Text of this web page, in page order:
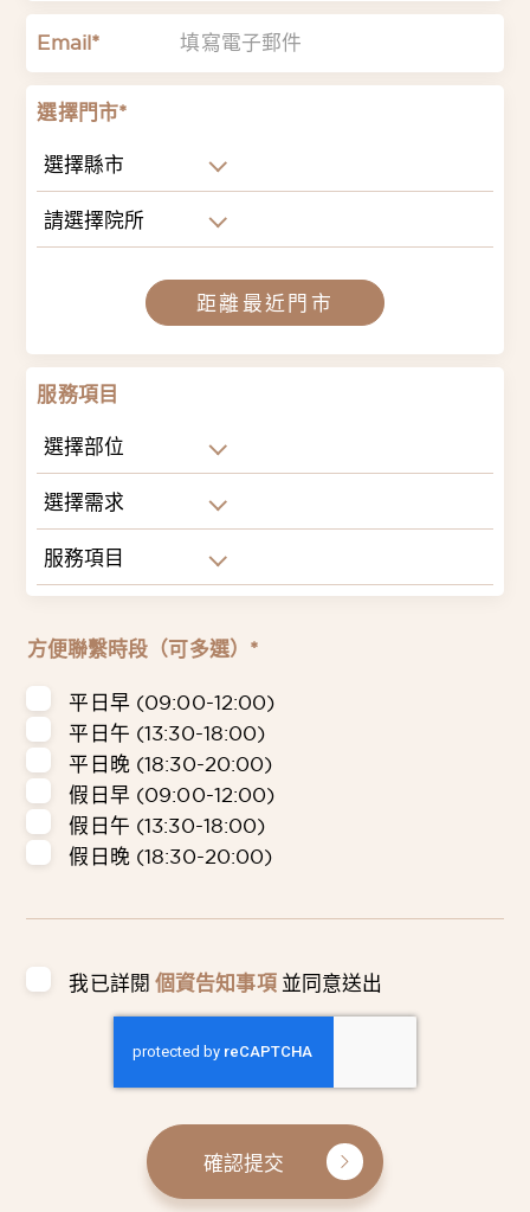
Email*
選擇門市*
選擇縣市
請選擇院所
距離最近門市
服務項目
選擇部位
選擇需求
服務項目
方便聯繫時段（可多選）*
平日早 (09:00-12:00)
平日午 (13:30-18:00)
平日晚 (18:30-20:00)
假日早 (09:00-12:00)
假日午 (13:30-18:00)
假日晚 (18:30-20:00)
我已詳閱 個資告知事項 並同意送出
確認提交